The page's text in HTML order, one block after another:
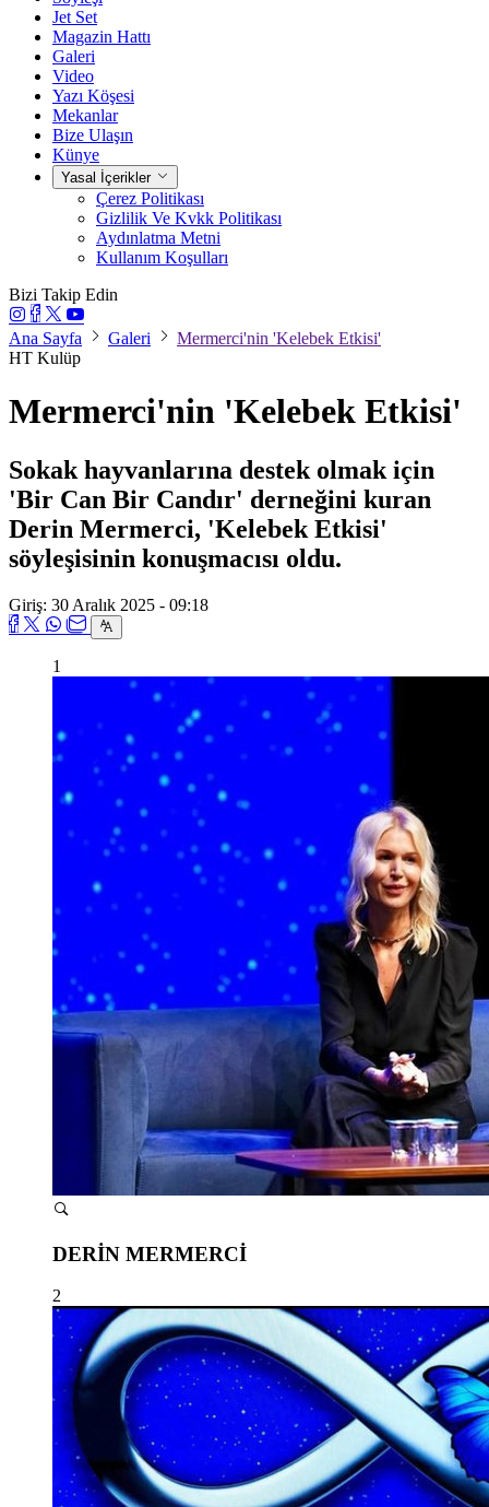
Jet Set
Magazin Hattı
Galeri
Video
Yazı Köşesi
Mekanlar
Bize Ulaşın
Künye
Yasal İçerikler
Çerez Politikası
Gizlilik Ve Kvkk Politikası
Aydınlatma Metni
Kullanım Koşulları
Bizi Takip Edin
Ana Sayfa Galeri
Mermerci'nin 'Kelebek Etkisi'
HT Kulüp
Mermerci'nin 'Kelebek Etkisi'
Sokak hayvanlarına destek olmak için
'Bir Can Bir Candır' derneğini kuran
Derin Mermerci, 'Kelebek Etkisi'
söyleşisinin konuşmacısı oldu.
Giriş: 30 Aralık 2025 - 09:18
1
DERİN MERMERCİ
2